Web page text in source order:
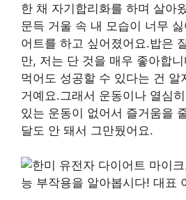
한 채 자기합리화를 하며 살아
문득 거울 속 내 모습이 너무
어트를 하고 싶어졌어요.밥은
만, 저는 단 것을 매우 좋아합
먹어도 성공할 수 있다는 건 알
거예요.그래서 운동이나 열심
있는 운동이 없어서 즐거움을
달도 안 돼서 그만뒀어요.